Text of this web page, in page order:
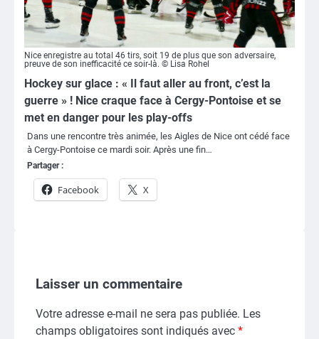
Nice enregistre au total 46 tirs, soit 19 de plus que son adversaire,
preuve de son inefficacité ce soir-là. © Lisa Rohel
Hockey sur glace : « Il faut aller au front, c’est la
guerre » ! Nice craque face à Cergy-Pontoise et se
met en danger pour les play-offs
Dans une rencontre très animée, les Aigles de Nice ont cédé face
à Cergy-Pontoise ce mardi soir. Après une fin…
Partager :
Facebook X
Laisser un commentaire
Votre adresse e-mail ne sera pas publiée. Les
champs obligatoires sont indiqués avec *